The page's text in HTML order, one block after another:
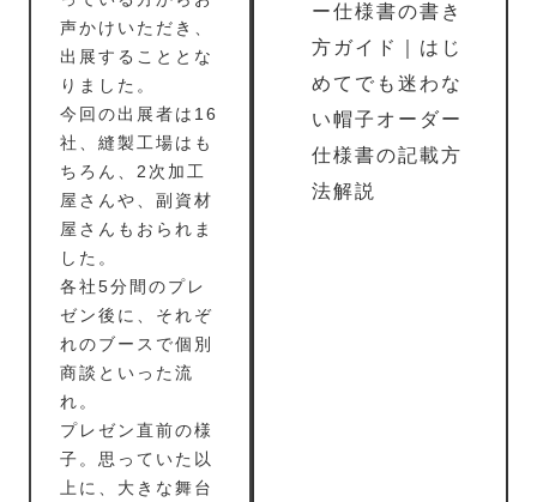
声かけいただき、
出展することとな
りました。
今回の出展者は16
社、縫製工場はも
ちろん、2次加工
屋さんや、副資材
屋さんもおられま
した。
各社5分間のプレ
ゼン後に、それぞ
れのブースで個別
商談といった流
れ。
プレゼン直前の様
子。思っていた以
上に、大きな舞台
ー仕様書の書き
方ガイド｜はじ
めてでも迷わな
い帽子オーダー
仕様書の記載方
法解説